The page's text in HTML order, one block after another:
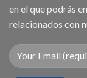
en el que podrás
relacionados con